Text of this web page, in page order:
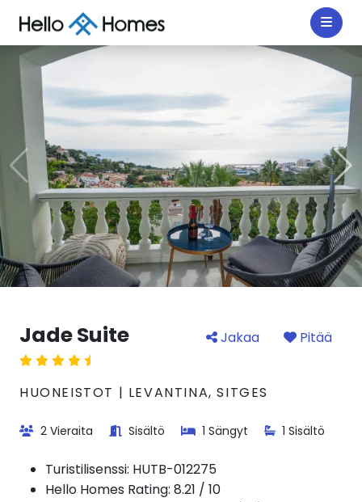
Jade Suite Jakaa Pitää
HUONEISTOT | LEVANTINA, SITGES
2 Vieraita Sisältö 1 Sängyt 1 Sisältö
Turistilisenssi: HUTB-012275
Hello Homes Rating: 8.21 / 10